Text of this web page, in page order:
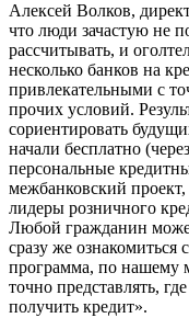
Алексей Волков,
что люди зачастую не
рассчитывать, и
несколько банков на
привлекательными с
прочих условий.
сориентировать
начали бесплатно
персональные
межбанковский
лидеры розничного
Любой гражданин
сразу же
программа, по нашему
точно представлять,
получить кредит».